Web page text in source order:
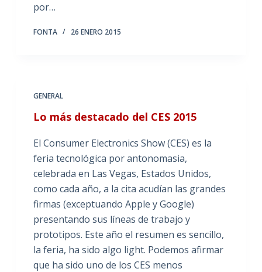
por…
FONTA 26 ENERO 2015
GENERAL
Lo más destacado del CES 2015
El Consumer Electronics Show (CES) es la
feria tecnológica por antonomasia,
celebrada en Las Vegas, Estados Unidos,
como cada año, a la cita acudían las grandes
firmas (exceptuando Apple y Google)
presentando sus líneas de trabajo y
prototipos. Este año el resumen es sencillo,
la feria, ha sido algo light. Podemos afirmar
que ha sido uno de los CES menos